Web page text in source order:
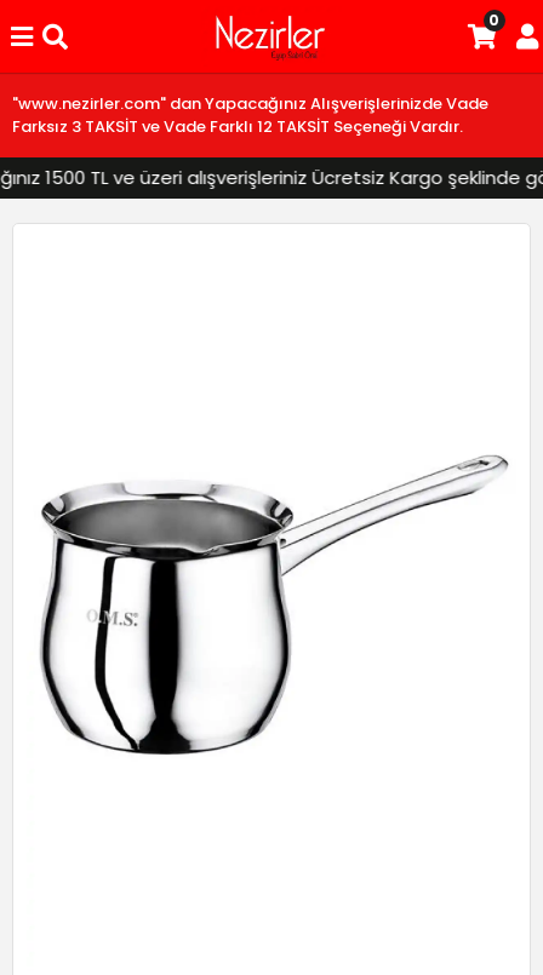
"www.nezirler.com" dan Yapacağınız Alışverişlerinizde Vade
Farksız 3 TAKSİT ve Vade Farklı 12 TAKSİT Seçeneği Vardır.
1500 TL ve üzeri alışverişleriniz Ücretsiz Kargo şeklinde
0